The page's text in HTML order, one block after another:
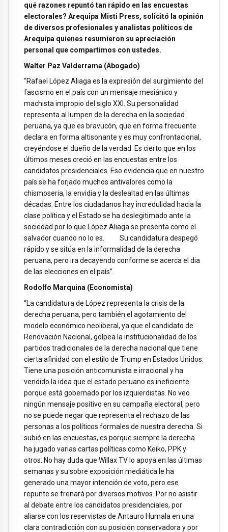
qué razones repuntó tan rápido en las encuestas
electorales? Arequipa Misti Press, solicitó la opinión
de diversos profesionales y analistas políticos de
Arequipa quienes resumieron su apreciación
personal que compartimos con ustedes.
Walter Paz Valderrama (Abogado)
“Rafael López Aliaga es la expresión del surgimiento del
fascismo en el país con un mensaje mesiánico y
machista impropio del siglo XXI. Su personalidad
representa al lumpen de la derecha en la sociedad
peruana, ya que es bravucón, que en forma frecuente
declara en forma altisonante y es muy confrontacional,
creyéndose el dueño de la verdad. Es cierto que en los
últimos meses creció en las encuestas entre los
candidatos presidenciales. Eso evidencia que en nuestro
país se ha forjado muchos antivalores como la
chismoseria, la envidia y la deslealtad en las últimas
décadas. Entre los ciudadanos hay incredulidad hacia la
clase política y el Estado se ha deslegitimado ante la
sociedad por lo que López Aliaga se presenta como el
salvador cuando no lo es. Su candidatura despegó
rápido y se sitúa en la informalidad de la derecha
peruana, pero ira decayendo conforme se acerca el dia
de las elecciones en el país”.
Rodolfo Marquina (Economista)
“La candidatura de López representa la crisis de la
derecha peruana, pero también el agotamiento del
modelo económico neoliberal, ya que el candidato de
Renovación Nacional, golpea la institucionalidad de los
partidos tradicionales de la derecha nacional que tiene
cierta afinidad con el estilo de Trump en Estados Unidos.
Tiene una posición anticomunista e irracional y ha
vendido la idea que el estado peruano es ineficiente
porque está gobernado por los izquierdistas. No veo
ningún mensaje positivo en su campaña electoral, pero
no se puede negar que representa el rechazo de las
personas a los políticos formales de nuestra derecha. Si
subió en las encuestas, es porque siempre la derecha
ha jugado varias cartas políticas como Keiko, PPK y
otros. No hay duda que Willax TV lo apoya en las últimas
semanas y su sobre exposición mediática le ha
generado una mayor intención de voto, pero ese
repunte se frenará por diversos motivos. Por no asistir
al debate entre los candidatos presidenciales, por
aliarse con los reservistas de Antauro Humala en una
clara contradicción con su posición conservadora y por